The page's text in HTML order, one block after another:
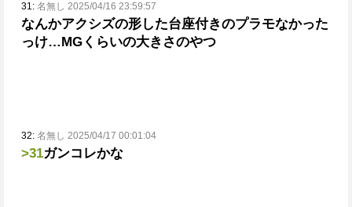
31: 名無し 2025/04/16 23:59:57
なんかアクシズの形した台座付きのプラモなかった
っけ…MGくらいの大きさのやつ
32: 名無し 2025/04/17 00:01:04
>31ガンコレかな